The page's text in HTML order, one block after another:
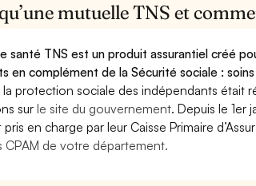
qu’une mutuelle TNS et
santé TNS est un produit assurantiel créé
en complément de la Sécurité sociale :
protection sociale des indépendants était
surle site du gouvernement. Depuis le 1er
en charge par leur Caisse Primaire
CPAM de votre département.